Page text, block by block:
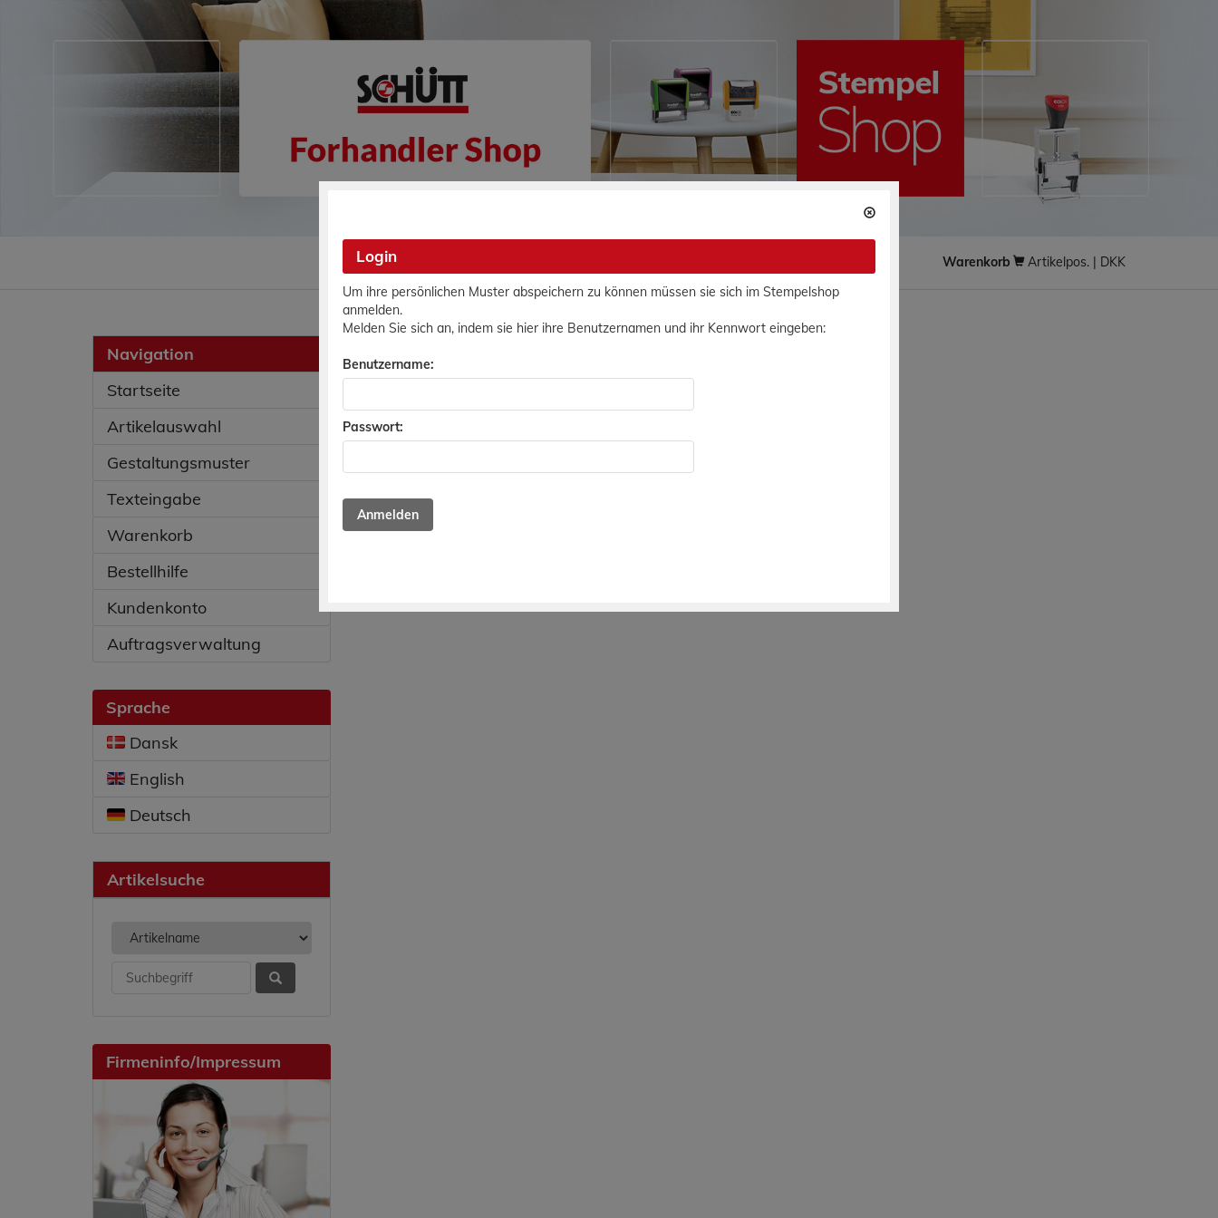
Sie sind hier: Warenkorb Artikelpos. | DKK
Navigation
Startseite
Artikelauswahl
Gestaltungsmuster
Texteingabe
Warenkorb
Bestellhilfe
Kundenkonto
Auftragsverwaltung
Sprache
Dansk
English
Deutsch
Artikelsuche
Firmeninfo/Impressum
Login
Um ihre persönlichen Muster abspeichern zu können müssen sie sich im Stempelshop
anmelden.
Melden Sie sich an, indem sie hier ihre Benutzernamen und ihr Kennwort eingeben:
Benutzername:
Passwort: